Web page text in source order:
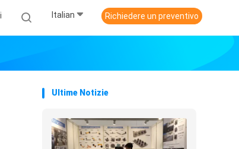
Italian Richiedere un preventivo
Ultime Notizie